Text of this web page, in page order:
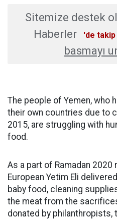
Sitemize destek
Haberler
'de takip
basmayı
The people of Yemen, who
their own countries due to
2015, are struggling with
food.
As a part of Ramadan
European Yetim Eli
baby food, cleaning
the meat from the
donated by